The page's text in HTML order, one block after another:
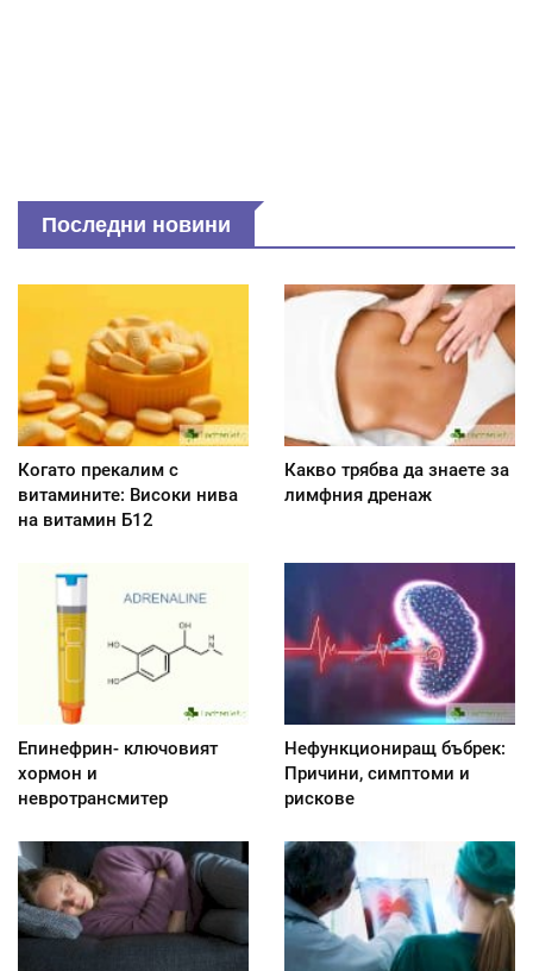
Последни новини
Когато прекалим с
витамините: Високи нива
на витамин Б12
Какво трябва да знаете за
лимфния дренаж
Епинефрин- ключовият
хормон и
невротрансмитер
Нефункциониращ бъбрек:
Причини, симптоми и
рискове